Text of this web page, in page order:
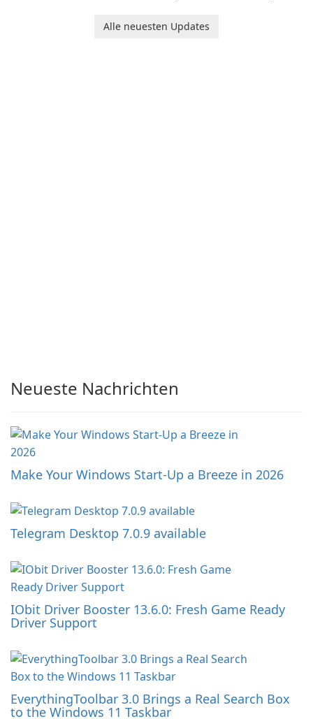
designed to help you
Alle neuesten Updates
Neueste Nachrichten
Make Your Windows Start-Up a Breeze in 2026
Telegram Desktop 7.0.9 available
IObit Driver Booster 13.6.0: Fresh Game Ready
Driver Support
EverythingToolbar 3.0 Brings a Real Search Box
to the Windows 11 Taskbar